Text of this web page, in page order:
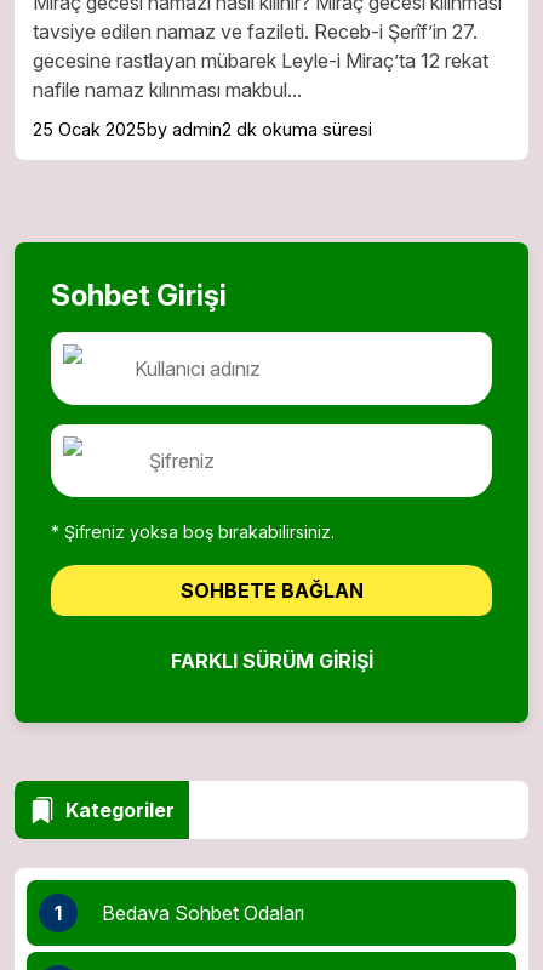
tavsiye edilen namaz ve fazileti. Receb-i Şerîf’in 27.
gecesine rastlayan mübarek Leyle-i Miraç’ta 12 rekat
nafile namaz kılınması makbul...
25 Ocak 2025by admin2 dk okuma süresi
Sohbet Girişi
* Şifreniz yoksa boş bırakabilirsiniz.
SOHBETE BAĞLAN
FARKLI SÜRÜM GIRIŞI
Kategoriler
1 Bedava Sohbet Odaları